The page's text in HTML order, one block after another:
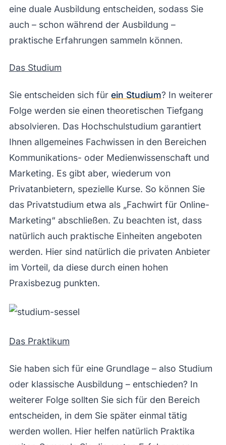
eine duale Ausbildung entscheiden, sodass Sie
auch – schon während der Ausbildung –
praktische Erfahrungen sammeln können.
Das Studium
Sie entscheiden sich für ein Studium? In weiterer
Folge werden sie einen theoretischen Tiefgang
absolvieren. Das Hochschulstudium garantiert
Ihnen allgemeines Fachwissen in den Bereichen
Kommunikations- oder Medienwissenschaft und
Marketing. Es gibt aber, wiederum von
Privatanbietern, spezielle Kurse. So können Sie
das Privatstudium etwa als „Fachwirt für Online-
Marketing“ abschließen. Zu beachten ist, dass
natürlich auch praktische Einheiten angeboten
werden. Hier sind natürlich die privaten Anbieter
im Vorteil, da diese durch einen hohen
Praxisbezug punkten.
Das Praktikum
Sie haben sich für eine Grundlage – also Studium
oder klassische Ausbildung – entschieden? In
weiterer Folge sollten Sie sich für den Bereich
entscheiden, in dem Sie später einmal tätig
werden wollen. Hier helfen natürlich Praktika